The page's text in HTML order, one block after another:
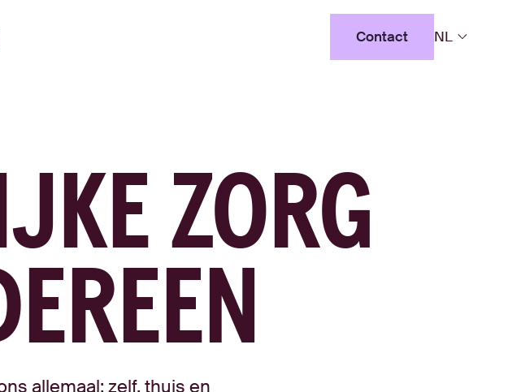
Contact
Contact
NL
ZORG
allemaal; zelf, thuis en